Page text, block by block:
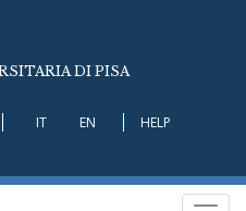
DI PISA
IT EN HELP